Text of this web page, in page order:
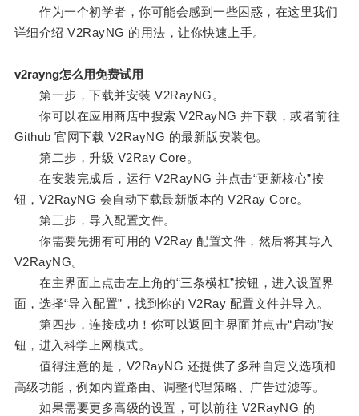
作为一个初学者，你可能会感到一些困惑，在这里我们
详细介绍 V2RayNG 的用法，让你快速上手。
v2rayng怎么用免费试用
第一步，下载并安装 V2RayNG。
你可以在应用商店中搜索 V2RayNG 并下载，或者前往
Github 官网下载 V2RayNG 的最新版安装包。
第二步，升级 V2Ray Core。
在安装完成后，运行 V2RayNG 并点击“更新核心”按
钮，V2RayNG 会自动下载最新版本的 V2Ray Core。
第三步，导入配置文件。
你需要先拥有可用的 V2Ray 配置文件，然后将其导入
V2RayNG。
在主界面上点击左上角的“三条横杠”按钮，进入设置界
面，选择“导入配置”，找到你的 V2Ray 配置文件并导入。
第四步，连接成功！你可以返回主界面并点击“启动”按
钮，进入科学上网模式。
值得注意的是，V2RayNG 还提供了多种自定义选项和
高级功能，例如内置路由、调整代理策略、广告过滤等。
如果需要更多高级的设置，可以前往 V2RayNG 的